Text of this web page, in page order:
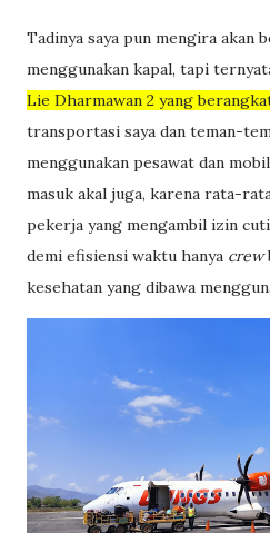
Tadinya saya pun mengira akan
menggunakan kapal, tapi
Lie Dharmawan 2 yang
transportasi saya dan teman-
menggunakan pesawat dan
masuk akal juga, karena rata-
pekerja yang mengambil izin
demi efisiensi waktu hanya crew
kesehatan yang dibawa